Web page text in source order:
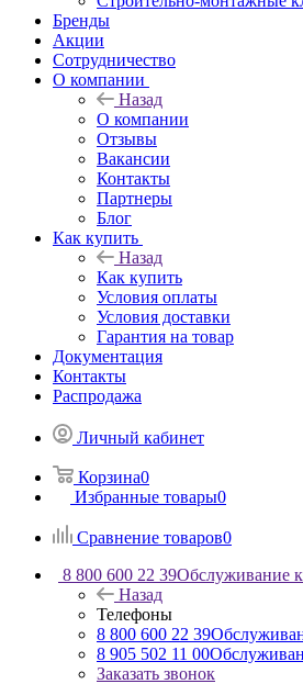
Бренды
Акции
Сотрудничество
О компании
Назад
О компании
Отзывы
Вакансии
Контакты
Партнеры
Блог
Как купить
Назад
Как купить
Условия оплаты
Условия доставки
Гарантия на товар
Документация
Контакты
Распродажа
Личный кабинет
Корзина0
Избранные товары0
Сравнение товаров0
8 800 600 22 39Обслуживание
Назад
Телефоны
8 800 600 22 39
8 905 502 11 00
Заказать звонок